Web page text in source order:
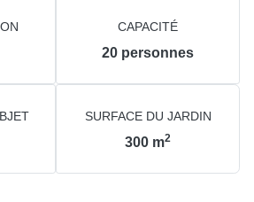
CAPACITÉ
20 personnes
SURFACE DU JARDIN
300 m2